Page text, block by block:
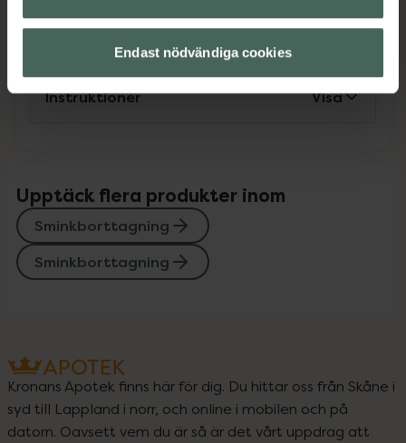
Endast nödvändiga cookies
Innehåll Visa
Instruktioner Visa
Upptäck flera produkter inom
Sminkborttagning
Sminkborttagning
Kronans Apotek finns här för dig. Du hittar oss från Skåne i
syd till Lappland i norr, och online i mobilen och på
datorn. Oavsett vem du är så är det vårt uppdrag att